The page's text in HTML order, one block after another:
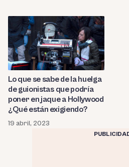
Lo que se sabe de la huelga
de guionistas que podría
poner en jaque a Hollywood
¿Qué están exigiendo?
19 abril, 2023